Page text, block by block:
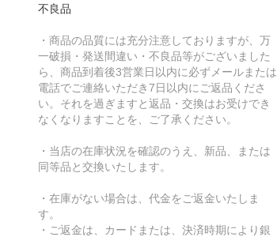
不良品
・商品の品質には充分注意しておりますが、万
一破損・発送間違い・不良品等がございました
ら、商品到着後3営業日以内に必ずメールまたは
電話でご連絡いただき7日以内にご返品くださ
い。それを過ぎますと返品・交換はお受けでき
なくなりますことを、ご了承ください。
・当店の在庫状況を確認のうえ、新品、または
同等品と交換いたします。
・在庫がない場合は、代金をご返金いたしま
す。
・ご返金は、カードまたは、決済時期により銀